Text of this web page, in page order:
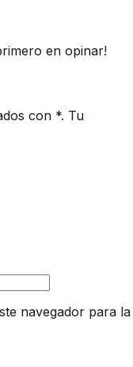
en opinar!
con *. Tu
navegador para la